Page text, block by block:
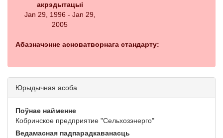
акрэдытацыі
Jan 29, 1996 - Jan 29,
2005
Абазначэнне асноватворнага стандарту:
Юрыдычная асоба
Поўнае найменне
Кобринское предприятие "Сельхозэнерго"
Ведамасная падпарадкаванасць